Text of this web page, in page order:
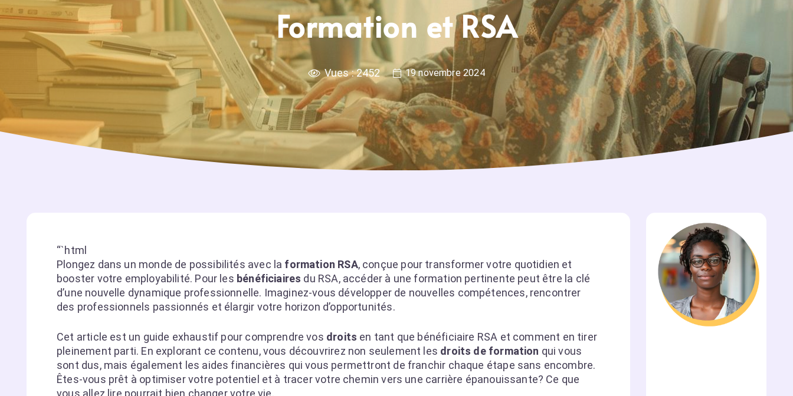
Formation et RSA
Vues :2452 19 novembre 2024
“`html
Plongez dans un monde de possibilités avec la formation RSA, conçue pour transformer votre quotidien et
booster votre employabilité. Pour les bénéficiaires du RSA, accéder à une formation pertinente peut être la clé
d’une nouvelle dynamique professionnelle. Imaginez-vous développer de nouvelles compétences, rencontrer
des professionnels passionnés et élargir votre horizon d’opportunités.
Cet article est un guide exhaustif pour comprendre vos droits en tant que bénéficiaire RSA et comment en tirer
pleinement parti. En explorant ce contenu, vous découvrirez non seulement les droits de formation qui vous
sont dus, mais également les aides financières qui vous permettront de franchir chaque étape sans encombre.
Êtes-vous prêt à optimiser votre potentiel et à tracer votre chemin vers une carrière épanouissante? Ce que
vous allez lire pourrait bien changer votre vie.